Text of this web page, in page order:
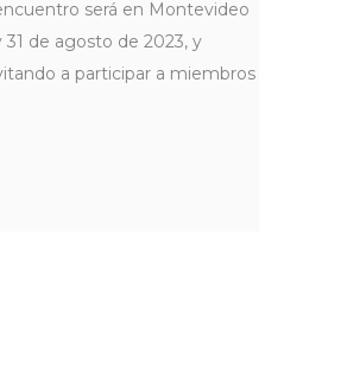
será en Montevideo
31 de agosto de 2023, y
a participar a miembros